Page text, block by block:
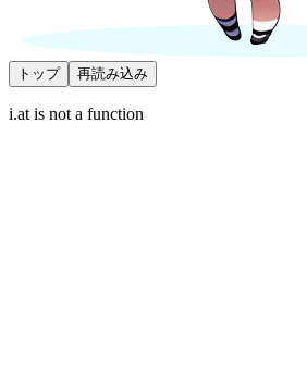
トップ 再読み込み
i.at is not a function